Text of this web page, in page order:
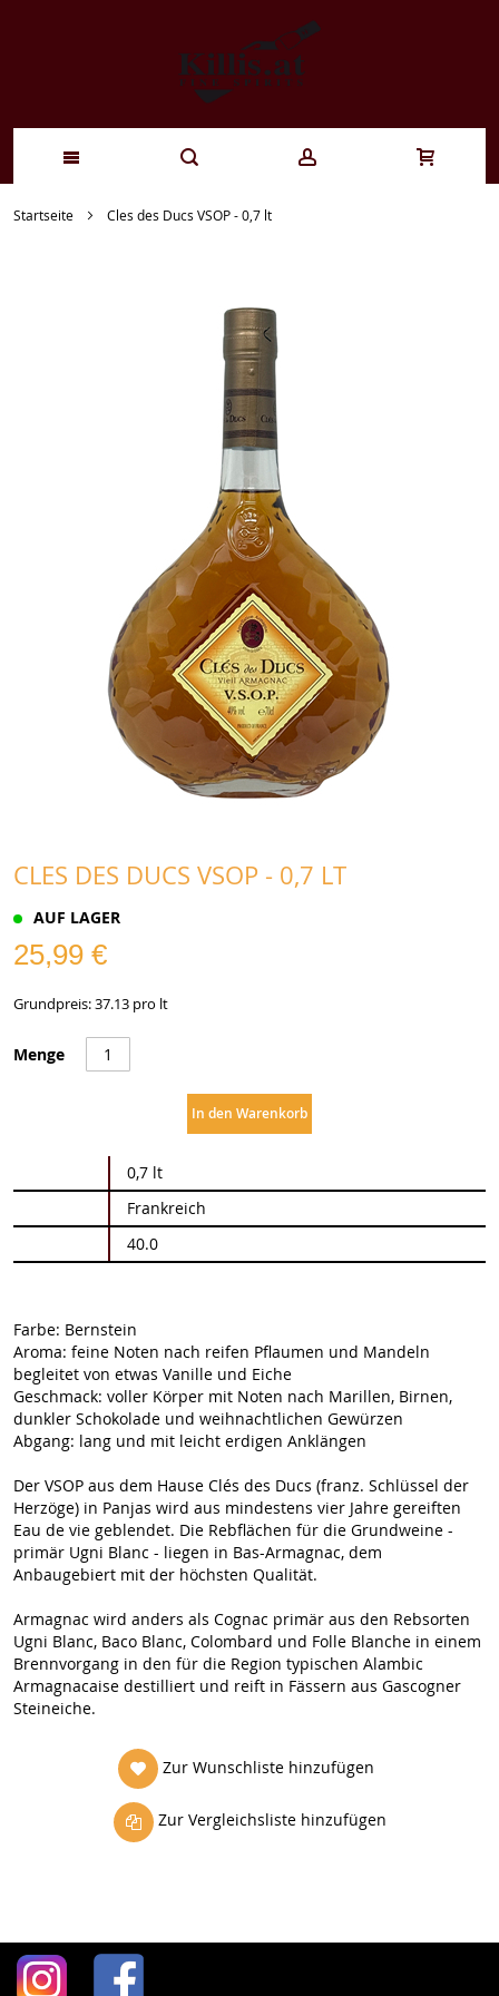
Zum
Startseite Cles des Ducs VSOP - 0,7 lt
CLES DES DUCS VSOP - 0,7 LT
AUF LAGER
25,99 €
Grundpreis: 37.13 pro lt
Menge
In den Warenkorb
Informationen
0,7 lt
Frankreich
40.0
Farbe: Bernstein
Aroma: feine Noten nach reifen Pflaumen und Mandeln
begleitet von etwas Vanille und Eiche
Geschmack: voller Körper mit Noten nach Marillen, Birnen,
dunkler Schokolade und weihnachtlichen Gewürzen
Abgang: lang und mit leicht erdigen Anklängen
Der VSOP aus dem Hause Clés des Ducs (franz. Schlüssel der
Herzöge) in Panjas wird aus mindestens vier Jahre gereiften
Eau de vie geblendet. Die Rebflächen für die Grundweine -
primär Ugni Blanc - liegen in Bas-Armagnac, dem
Anbaugebiert mit der höchsten Qualität.
Armagnac wird anders als Cognac primär aus den Rebsorten
Ugni Blanc, Baco Blanc, Colombard und Folle Blanche in einem
Brennvorgang in den für die Region typischen Alambic
Armagnacaise destilliert und reift in Fässern aus Gascogner
Steineiche.
Zur Wunschliste hinzufügen
Zur Vergleichsliste hinzufügen